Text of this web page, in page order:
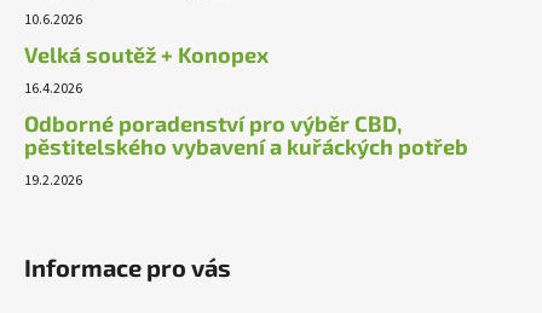
10.6.2026
Velká soutěž + Konopex
16.4.2026
Odborné poradenství pro výběr CBD,
pěstitelského vybavení a kuřáckých potřeb
19.2.2026
Informace pro vás